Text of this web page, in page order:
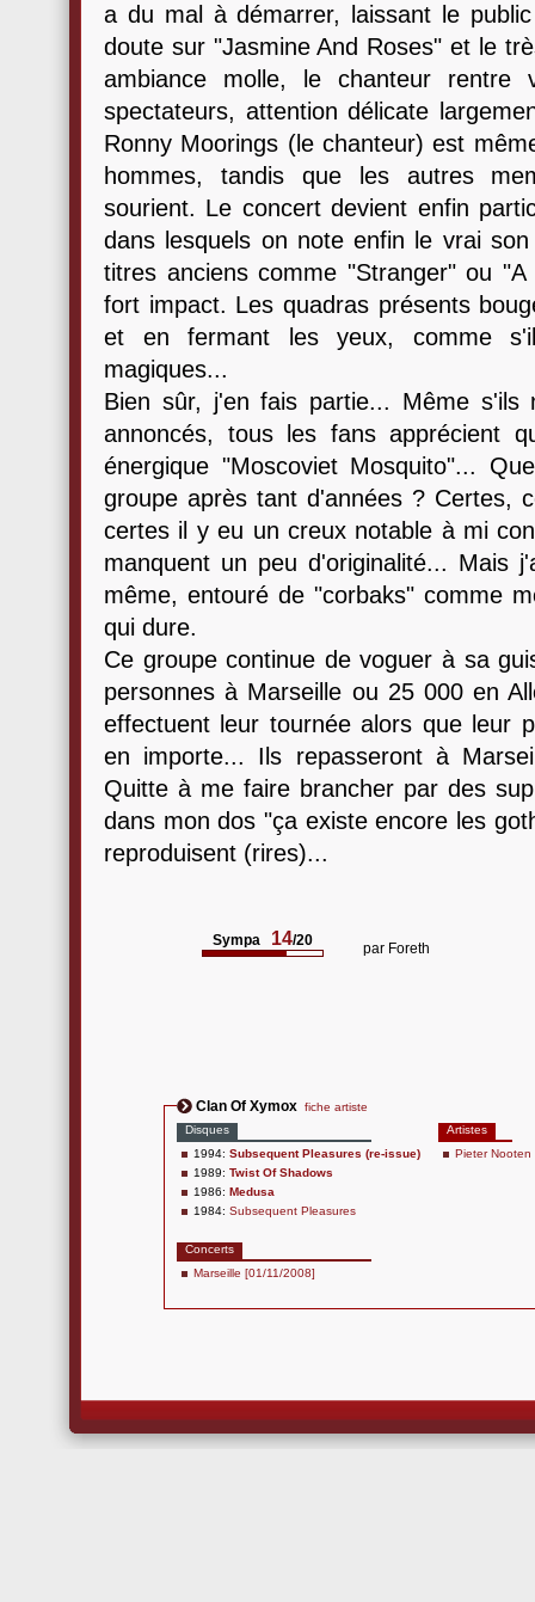
a du mal à démarrer, laissant le
doute sur "Jasmine And Roses" et le
ambiance molle, le chanteur rentre
spectateurs, attention délicate
Ronny Moorings (le chanteur) est
hommes, tandis que les autres
sourient. Le concert devient enfin
dans lesquels on note enfin le vrai
titres anciens comme "Stranger" ou
fort impact. Les quadras présents
et en fermant les yeux, comme
magiques...
Bien sûr, j'en fais partie... Même s'ils
annoncés, tous les fans apprécient
énergique "Moscoviet Mosquito"...
groupe après tant d'années ? Certes,
certes il y eu un creux notable à mi
manquent un peu d'originalité... Mais
même, entouré de "corbaks" comme
qui dure.
Ce groupe continue de voguer à sa
personnes à Marseille ou 25 000 en
effectuent leur tournée alors que leur
en importe... Ils repasseront à
Quitte à me faire brancher par des
dans mon dos "ça existe encore les
reproduisent (rires)...
Sympa 14/20 par Foreth
Clan Of Xymox fiche artiste
Disques
1994: Subsequent Pleasures (re-issue)
1989: Twist Of Shadows
1986: Medusa
1984: Subsequent Pleasures
Concerts
Marseille [01/11/2008]
Artistes
Pieter Nooten